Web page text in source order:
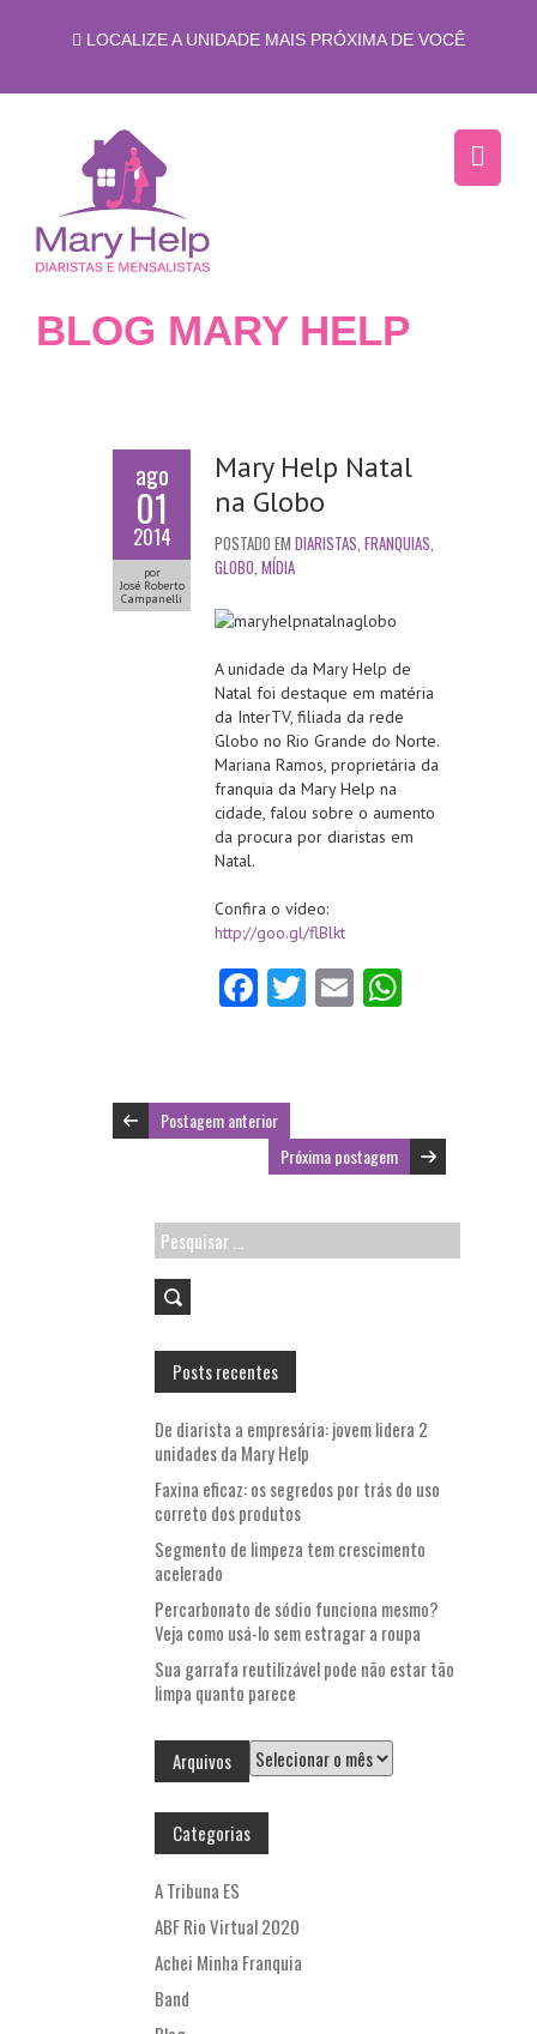
LOCALIZE A UNIDADE MAIS PRÓXIMA DE VOCÊ
BLOG MARY HELP
ago
01
2014
por
José Roberto
Campanelli
Mary Help Natal
na Globo
POSTADO EM DIARISTAS, FRANQUIAS,
GLOBO, MÍDIA
A unidade da Mary Help de
Natal foi destaque em matéria
da InterTV, filiada da rede
Globo no Rio Grande do Norte.
Mariana Ramos, proprietária da
franquia da Mary Help na
cidade, falou sobre o aumento
da procura por diaristas em
Natal.
Confira o vídeo:
http://goo.gl/flBlkt
Fa
o
o
k
T E
p
p
Postagem anterior
Próxima postagem
Pesquisar
por:
Posts recentes
De diarista a empresária: jovem lidera 2
unidades da Mary Help
Faxina eficaz: os segredos por trás do uso
correto dos produtos
Segmento de limpeza tem crescimento
acelerado
Percarbonato de sódio funciona mesmo?
Veja como usá-lo sem estragar a roupa
Sua garrafa reutilizável pode não estar tão
limpa quanto parece
Arquivos Arquivos
Categorias
A Tribuna ES
ABF Rio Virtual 2020
Achei Minha Franquia
Band